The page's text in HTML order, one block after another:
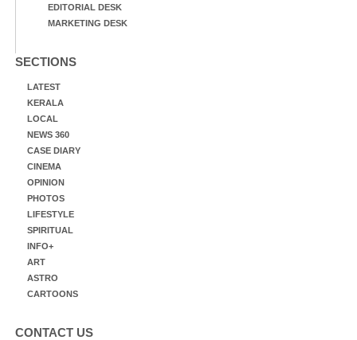
EDITORIAL DESK
MARKETING DESK
SECTIONS
LATEST
KERALA
LOCAL
NEWS 360
CASE DIARY
CINEMA
OPINION
PHOTOS
LIFESTYLE
SPIRITUAL
INFO+
ART
ASTRO
CARTOONS
CONTACT US